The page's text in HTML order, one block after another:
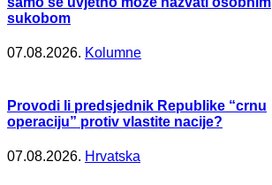
sukobom
07.08.2026. Kolumne
Provodi li predsjednik Republike “crnu
operaciju” protiv vlastite nacije?
07.08.2026. Hrvatska